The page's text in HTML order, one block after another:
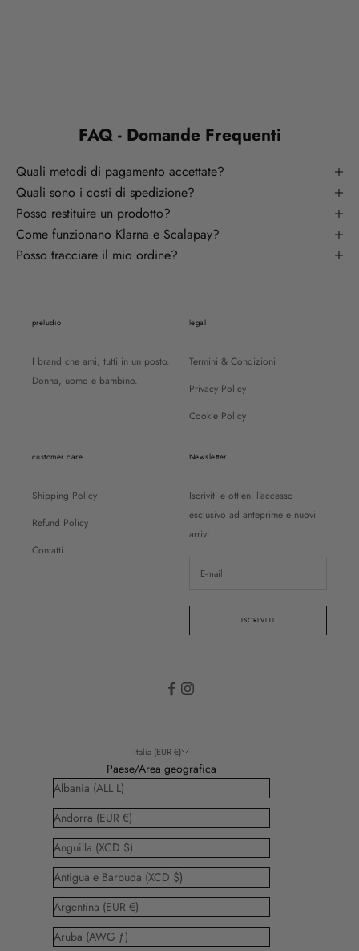
FAQ - Domande Frequenti
Quali metodi di pagamento accettate?
Quali sono i costi di spedizione?
Posso restituire un prodotto?
Come funzionano Klarna e Scalapay?
Posso tracciare il mio ordine?
preludio
I brand che ami, tutti in un posto.
Donna, uomo e bambino.
legal
Termini & Condizioni
Privacy Policy
Cookie Policy
customer care
Shipping Policy
Refund Policy
Contatti
Newsletter
Iscriviti e ottieni l'accesso
esclusivo ad anteprime e nuovi
arrivi.
ISCRIVITI
Italia (EUR €)
Paese/Area geografica
Albania (ALL L)
Andorra (EUR €)
Anguilla (XCD $)
Antigua e Barbuda (XCD $)
Argentina (EUR €)
Aruba (AWG ƒ)